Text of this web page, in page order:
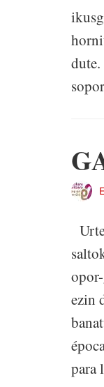
ezin
para